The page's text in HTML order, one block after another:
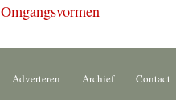
Omgangsvormen
Adverteren Archief Contact